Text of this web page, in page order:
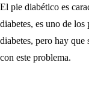
El pie diabético es
diabetes, es uno de los
diabetes, pero hay que
con este problema.